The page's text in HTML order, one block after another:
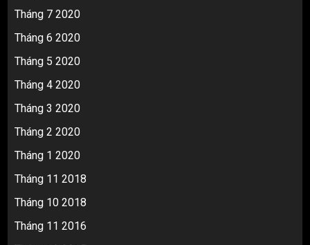
Tháng 7 2020
Tháng 6 2020
Tháng 5 2020
Tháng 4 2020
Tháng 3 2020
Tháng 2 2020
Tháng 1 2020
Tháng 11 2018
Tháng 10 2018
Tháng 11 2016